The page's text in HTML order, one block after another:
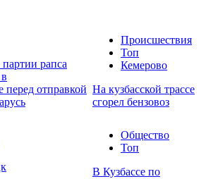
рапса
перед отправкой
Происшествия
Топ
Кемерово
На кузбасской трассе
сгорел бензовоз
Общество
Топ
В Кузбассе по